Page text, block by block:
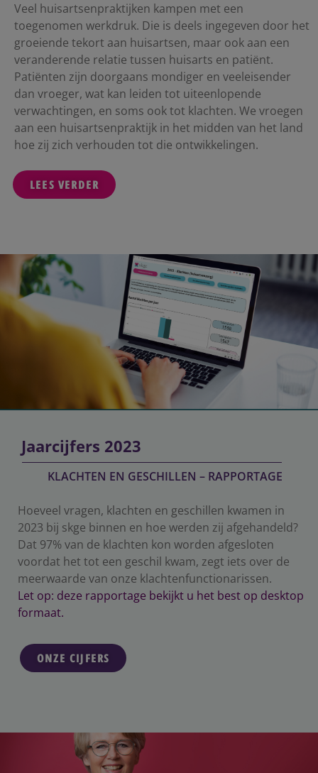
Veel huisartsenpraktijken kampen met een
toegenomen werkdruk. Die is deels ingegeven door het
groeiende tekort aan huisartsen, maar ook aan een
veranderende relatie tussen huisarts en patiënt.
Patiënten zijn doorgaans mondiger en veeleisender
dan vroeger, wat kan leiden tot uiteenlopende
verwachtingen, en soms ook tot klachten. We vroegen
aan een huisartsenpraktijk in het midden van het land
hoe zij zich verhouden tot die ontwikkelingen.
LEES VERDER
Jaarcijfers 2023
KLACHTEN EN GESCHILLEN – RAPPORTAGE
Hoeveel vragen, klachten en geschillen kwamen in
2023 bij skge binnen en hoe werden zij afgehandeld?
Dat 97% van de klachten kon worden afgesloten
voordat het tot een geschil kwam, zegt iets over de
meerwaarde van onze klachtenfunctionarissen.
Let op: deze rapportage bekijkt u het best op desktop
formaat.
ONZE CIJFERS